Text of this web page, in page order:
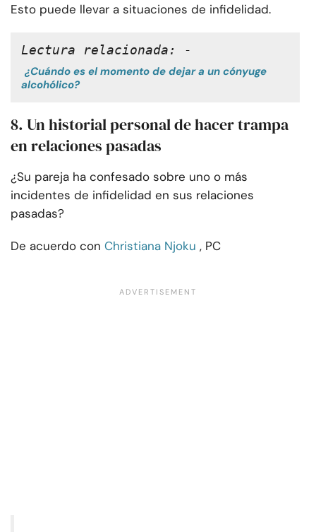
Esto puede llevar a situaciones de infidelidad.
Lectura relacionada: -
¿Cuándo es el momento de dejar a un cónyuge
alcohólico?
8. Un historial personal de hacer trampa
en relaciones pasadas
¿Su pareja ha confesado sobre uno o más
incidentes de infidelidad en sus relaciones
pasadas?
De acuerdo con Christiana Njoku , PC